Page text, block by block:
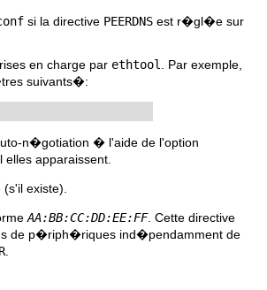
si la directive PEERDNS est r�gl�e sur
en charge par ethtool
. Par exemple,
suivants�:
n�gotiation � l'aide de l'option
apparaissent.
existe).
AA:BB:CC:DD:EE:FF. Cette directive
de p�riph�riques ind�pendamment de